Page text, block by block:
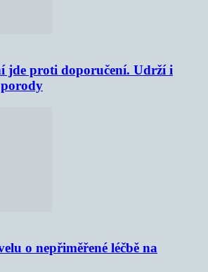
jde proti doporučení. Udrží i
o nepřiměřené léčbě na